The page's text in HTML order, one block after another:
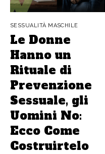
SESSUALITÀ MASCHILE
Le Donne
Hanno un
Rituale di
Prevenzione
Sessuale, gli
Uomini No:
Ecco Come
Costruirtelo